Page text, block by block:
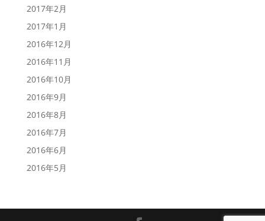
2017年2月
2017年1月
2016年12月
2016年11月
2016年10月
2016年9月
2016年8月
2016年7月
2016年6月
2016年5月